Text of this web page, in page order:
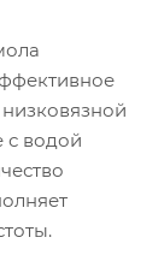
с водой